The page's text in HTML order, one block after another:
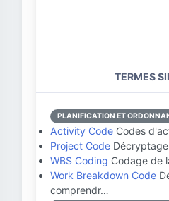
TERMES
PLANIFICATION ET
Activity Code Codes
Project Code
WBS Coding Codage de
Work Breakdown Code
comprendr…